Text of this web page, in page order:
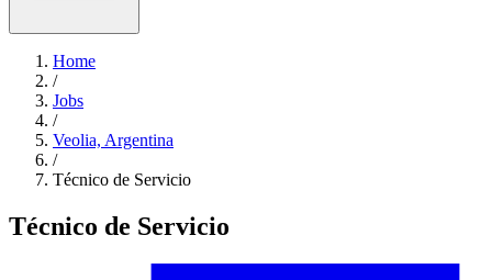
Home
/
Jobs
/
Veolia, Argentina
/
Técnico de Servicio
Técnico de Servicio